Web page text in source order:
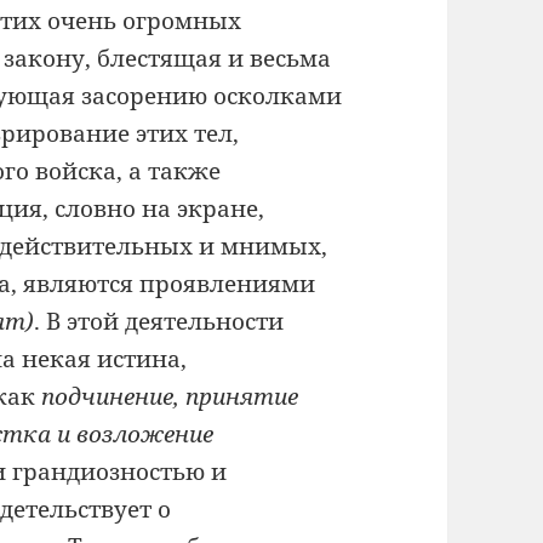
очень огромных
блестящая и весьма
засорению осколками
этих тел,
войска, а также
словно на экране,
и мнимых,
являются проявлениями
. В этой деятельности
некая истина,
подчинение, принятие
и возложение
грандиозностью и
о